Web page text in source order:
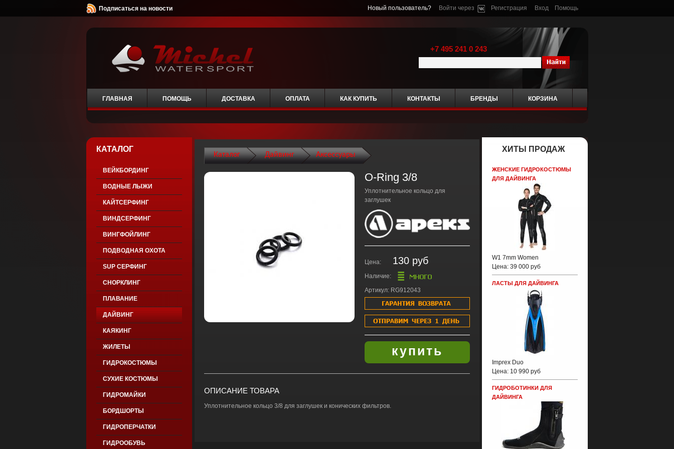
Подписаться на новости Новый пользователь? Войти через Регистрация Вход Помощь
+7 495 241 0 243
ГЛАВНАЯ ПОМОЩЬ ДОСТАВКА ОПЛАТА КАК КУПИТЬ КОНТАКТЫ БРЕНДЫ КОРЗИНА
КАТАЛОГ
ВЕЙКБОРДИНГ
ВОДНЫЕ ЛЫЖИ
КАЙТСЕРФИНГ
ВИНДСЕРФИНГ
ВИНГФОЙЛИНГ
ПОДВОДНАЯ ОХОТА
SUP СЕРФИНГ
СНОРКЛИНГ
ПЛАВАНИЕ
ДАЙВИНГ
КАЯКИНГ
ЖИЛЕТЫ
ГИДРОКОСТЮМЫ
СУХИЕ КОСТЮМЫ
ГИДРОМАЙКИ
БОРДШОРТЫ
ГИДРОПЕРЧАТКИ
ГИДРООБУВЬ
ХИТЫ ПРОДАЖ
ЖЕНСКИЕ ГИДРОКОСТЮМЫ
ДЛЯ ДАЙВИНГА
W1 7mm Women
Цена: 39 000 руб
ЛАСТЫ ДЛЯ ДАЙВИНГА
Imprex Duo
Цена: 10 990 руб
ГИДРОБОТИНКИ ДЛЯ
ДАЙВИНГА
Каталог Дайвинг Аксессуары
O-Ring 3/8
Уплотнительное кольцо для
заглушек
Цена: 130 руб
Наличие:
Артикул: RG912043
ОПИСАНИЕ ТОВАРА
Уплотнительное кольцо 3/8 для заглушек и конических фильтров.